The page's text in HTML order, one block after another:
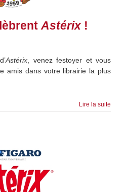
Astérix!
Astérix , venez festoyer et vous
amis dans votre librairie la plus
Lire la suite